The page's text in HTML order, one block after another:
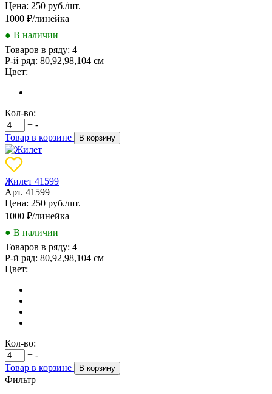
Цена: 250 руб./шт.
1000 ₽/линейка
● В наличии
Товаров в ряду: 4
Р-й ряд: 80,92,98,104 см
Цвет:
Кол-во:
+ -
Товар в корзине
В корзину
Жилет 41599
Арт. 41599
Цена: 250 руб./шт.
1000 ₽/линейка
● В наличии
Товаров в ряду: 4
Р-й ряд: 80,92,98,104 см
Цвет:
Кол-во:
+ -
Товар в корзине
В корзину
Фильтр